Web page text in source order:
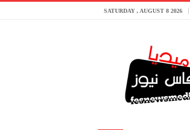
SATURDAY , AUGUST 8 2026